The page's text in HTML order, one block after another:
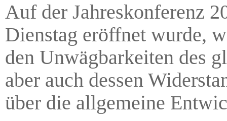
Auf der Jahreskonferenz
Dienstag eröffnet wurde,
den Unwägbarkeiten des
aber auch dessen
über die allgemeine